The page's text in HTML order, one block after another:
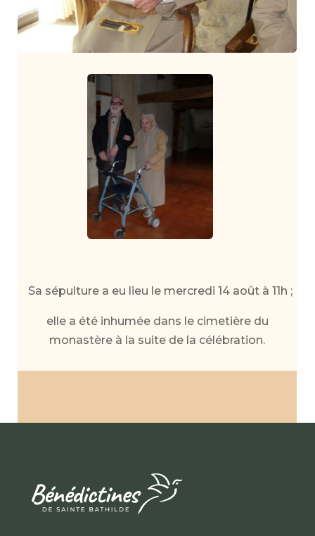
Sa sépulture a eu lieu le mercredi 14 août à 11h ;
elle a été inhumée dans le cimetière du
monastère à la suite de la célébration.